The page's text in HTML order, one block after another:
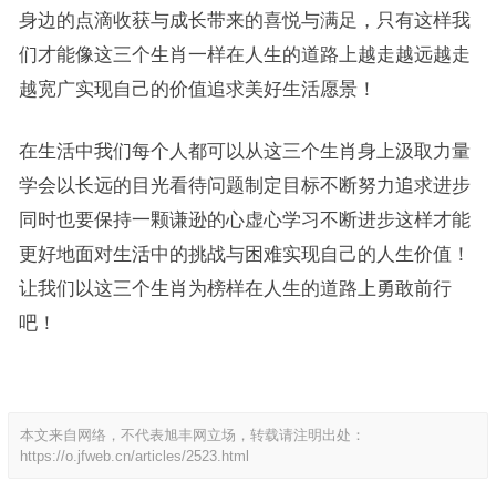
身边的点滴收获与成长带来的喜悦与满足，只有这样我
们才能像这三个生肖一样在人生的道路上越走越远越走
越宽广实现自己的价值追求美好生活愿景！
在生活中我们每个人都可以从这三个生肖身上汲取力量
学会以长远的目光看待问题制定目标不断努力追求进步
同时也要保持一颗谦逊的心虚心学习不断进步这样才能
更好地面对生活中的挑战与困难实现自己的人生价值！
让我们以这三个生肖为榜样在人生的道路上勇敢前行
吧！
本文来自网络，不代表旭丰网立场，转载请注明出处：
https://o.jfweb.cn/articles/2523.html